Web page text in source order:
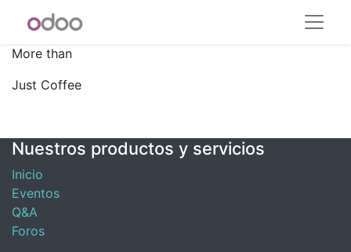
More than
Just Coffee
Nuestros productos y servicios
Inicio
Eventos
Q&A
Foros